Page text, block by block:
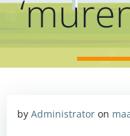
by Administrator on